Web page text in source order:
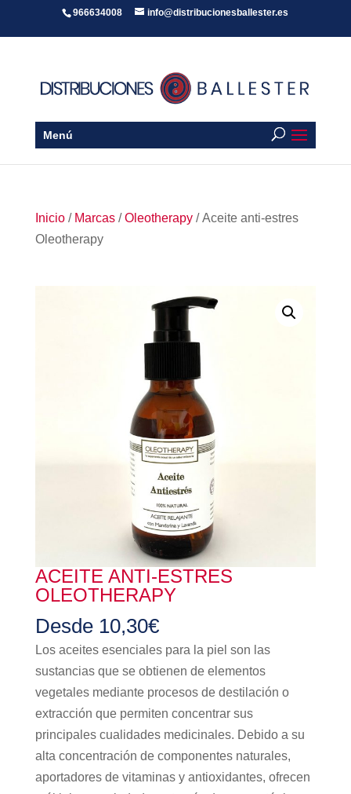
966634008 info@distribucionesballester.es
Menú
Inicio/ Marcas/Oleotherapy/ Aceite anti-estres
Oleotherapy
ACEITE ANTI-ESTRES
OLEOTHERAPY
Desde 10,30€
Los aceites esenciales para la piel son las
sustancias que se obtienen de elementos
vegetales mediante procesos de destilación o
extracción que permiten concentrar sus
principales cualidades medicinales. Debido a su
alta concentración de componentes naturales,
aportadores de vitaminas y antioxidantes, ofrecen